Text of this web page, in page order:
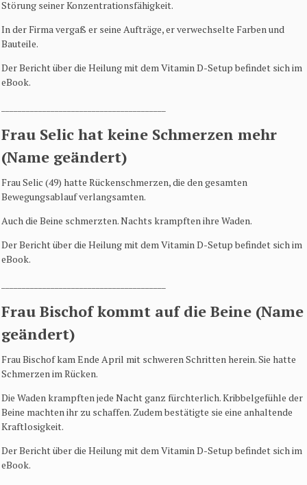
Störung seiner Konzentrationsfähigkeit.
In der Firma vergaß er seine Aufträge, er verwechselte Farben und
Bauteile.
Der Bericht über die Heilung mit dem Vitamin D-Setup befindet sich im
eBook.
Frau Selic hat keine Schmerzen mehr
(Name geändert)
Frau Selic (49) hatte Rückenschmerzen, die den gesamten
Bewegungsablauf verlangsamten.
Auch die Beine schmerzten. Nachts krampften ihre Waden.
Der Bericht über die Heilung mit dem Vitamin D-Setup befindet sich im
eBook.
Frau Bischof kommt auf die Beine (Name
geändert)
Frau Bischof kam Ende April mit schweren Schritten herein. Sie hatte
Schmerzen im Rücken.
Die Waden krampften jede Nacht ganz fürchterlich. Kribbelgefühle der
Beine machten ihr zu schaffen. Zudem bestätigte sie eine anhaltende
Kraftlosigkeit.
Der Bericht über die Heilung mit dem Vitamin D-Setup befindet sich im
eBook.